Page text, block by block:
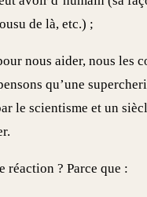
de là, etc.) ;
nous aider, nous les
qu’une
le scientisme et un
réaction ? Parce que :